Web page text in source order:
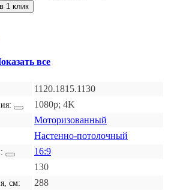
1 клик
все
1120.1815.1130
1080p; 4K
Моторизованный
Настенно-потолочный
16:9
130
см: 288